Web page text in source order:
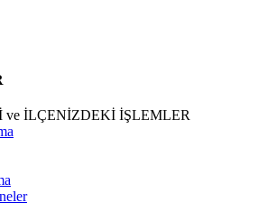
İLÇENİZDEKİ İŞLEMLER